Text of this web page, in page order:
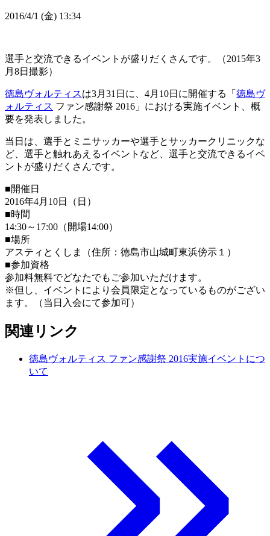
2016/4/1 (金) 13:34
選手と交流できるイベントが盛りだくさんです。（2015年3
月8日撮影）
徳島ヴォルティスは3月31日に、4月10日に開催する「 徳島ヴ
ォルティス ファン感謝祭 2016」における実施イベント、概
要を発表しました。
当日は、選手とミニサッカーや選手とサッカークリニックな
ど、選手と触れあえるイベントなど、選手と交流できるイベ
ントが盛りだくさんです。
■開催日
2016年4月10日（日）
■時間
14:30～17:00（開場14:00）
■場所
アスティとくしま（住所：徳島市山城町東浜傍示１）
■参加資格
参加料無料でどなたでもご参加いただけます。
※但し、イベントにより会員限定となっているものがござい
ます。（当日入会にて参加可）
関連リンク
徳島ヴォルティス ファン感謝祭 2016実施イベントにつ
いて